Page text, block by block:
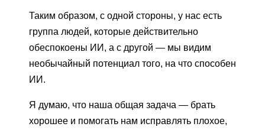
Таким образом, с одной стороны, у нас есть
группа людей, которые действительно
обеспокоены ИИ, а с другой — мы видим
необычайный потенциал того, на что способен
ИИ.
Я думаю, что наша общая задача — брать
хорошее и помогать нам исправлять плохое,